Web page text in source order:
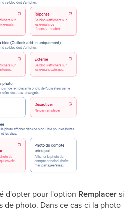
d'opter pour l'option Remplacersi
de photo. Dans ce cas-ci la photo